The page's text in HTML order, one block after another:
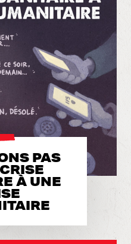
PAS
À UNE